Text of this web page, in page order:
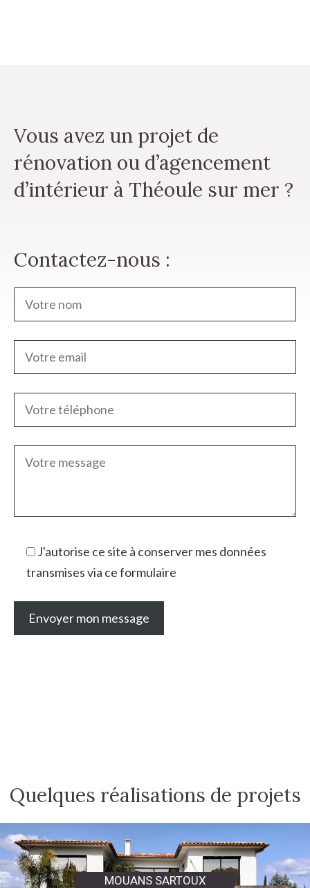
Vous avez un projet de
rénovation ou d’agencement
d’intérieur à Théoule sur mer ?
Contactez-nous :
J'autorise ce site à conserver mes données
transmises via ce formulaire
Quelques réalisations de projets
MOUANS SARTOUX